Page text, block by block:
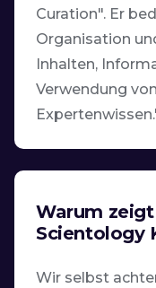
Curation". Er
Organisation
Inhalten,
Verwendung
Warum
Scientology
Wir selbst